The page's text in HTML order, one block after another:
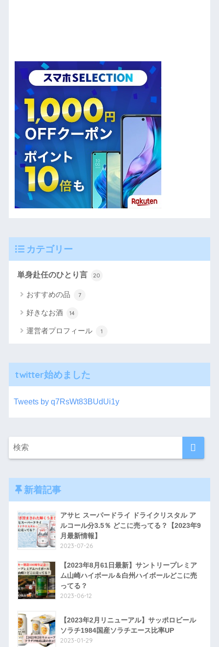
カテゴリー
単身赴任のひとり言 20
おすすめの品 7
好きなお酒 14
運営者プロフィール 1
twitter始めました
Tweets by q7RsWt83BUdUi1y
新着記事
アサヒ スーパードライ ドライクリスタル ア
ルコール分3.5％ どこに売ってる？【2023年9
月最新情報】
2023-07-26
【2023年8月61日最新】サントリープレミア
ム山崎ハイボール＆白州ハイボールどこに売
ってる？
2023-06-12
【2023年2月リニューアル】サッポロビール
ソラチ1984国産ソラチエース比率UP
2023-01-29